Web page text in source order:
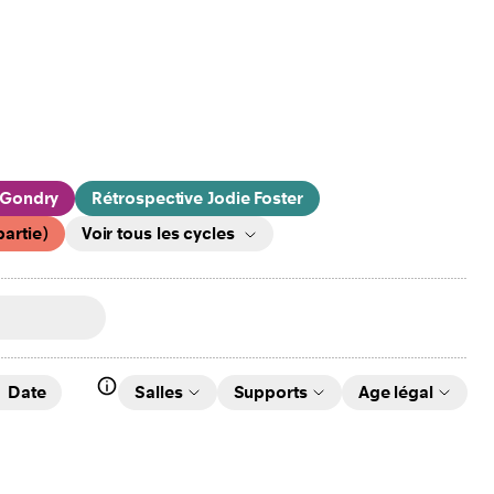
Rétrospective Jodie Foster
Voir tous les cycles
Nuit des musées 2026 : 25 ans
de Vidy : Berger / Tanner
Date Salles Supports Age légal